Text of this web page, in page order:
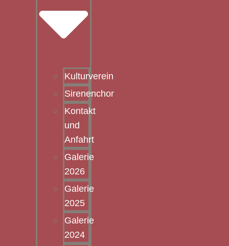
Kulturverein
Sirenenchor
Kontakt
und
Anfahrt
Galerie
2026
Galerie
2025
Galerie
2024